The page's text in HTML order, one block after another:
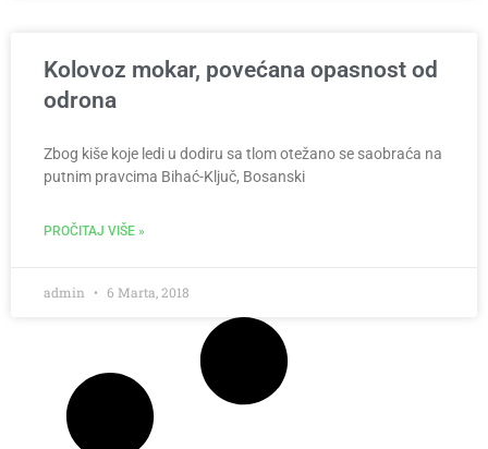
Kolovoz mokar, povećana opasnost od
odrona
Zbog kiše koje ledi u dodiru sa tlom otežano se saobraća na
putnim pravcima Bihać-Ključ, Bosanski
PROČITAJ VIŠE »
admin 6 Marta, 2018